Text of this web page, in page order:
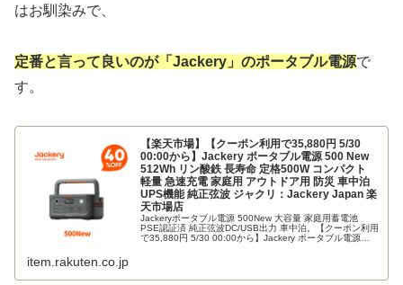
はお馴染みで、
定番と言って良いのが「Jackery」のポータブル電源で
す。
【楽天市場】【クーポン利用で35,880円 5/30
00:00から】Jackery ポータブル電源 500 New
512Wh リン酸鉄 長寿命 定格500W コンパクト
軽量 急速充電 家庭用 アウトドア用 防災 車中泊
UPS機能 純正弦波 ジャクリ：Jackery Japan 楽
天市場店
Jackeryポータブル電源 500New 大容量 家庭用蓄電池
PSE認証済 純正弦波DC/USB出力 車中泊。【クーポン利用
で35,880円 5/30 00:00から】Jackery ポータブル電源
item.rakuten.co.jp